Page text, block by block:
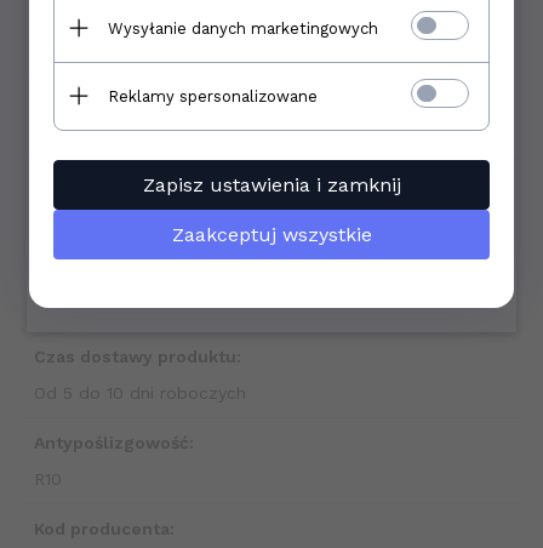
Sprzedaż produktu:
Produkt sprzedawany na pełen opakowania
Podana cena dotyczy:
29,41 kg
Czas dostawy produktu:
Od 5 do 10 dni roboczych
Antypoślizgowość:
R10
Kod producenta:
Wysyłanie danych marketingowych
Reklamy spersonalizowane
Zapisz ustawienia i zamknij
Zaakceptuj wszystkie